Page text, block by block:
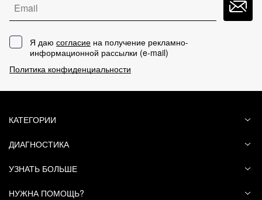
Email
Я даю согласие на получение рекламно-
информационной рассылки (e-mail)
Политика конфиденциальности
КАТЕГОРИИ
ДИАГНОСТИКА
УЗНАТЬ БОЛЬШЕ
НУЖНА ПОМОЩЬ?